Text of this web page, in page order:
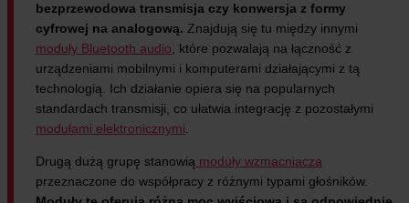
bezprzewodowa transmisja czy konwersja z formy
cyfrowej na analogową. Znajdują się tu między innymi
moduły Bluetooth audio, które pozwalają na łączność z
urządzeniami mobilnymi i komputerami działającymi z tą
technologią. Ich działanie opiera się na popularnych
standardach transmisji, co ułatwia integrację z pozostałymi
modułami elektronicznymi.
Drugą dużą grupę stanowią moduły wzmacniacza
przeznaczone do współpracy z różnymi typami głośników.